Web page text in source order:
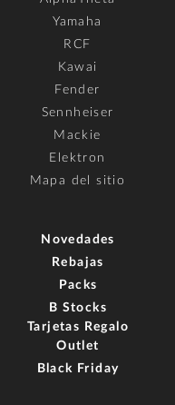
Yamaha
RCF
Kawai
Fender
Sennheiser
Mackie
Elektron
Mapa del sitio
Novedades
Rebajas
Packs
B Stocks
Tarjetas Regalo
Outlet
Black Friday